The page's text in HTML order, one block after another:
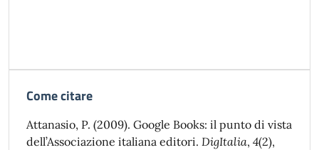
Come citare
Attanasio, P. (2009). Google Books: il punto di vista
dell’Associazione italiana editori. DigItalia, 4(2),